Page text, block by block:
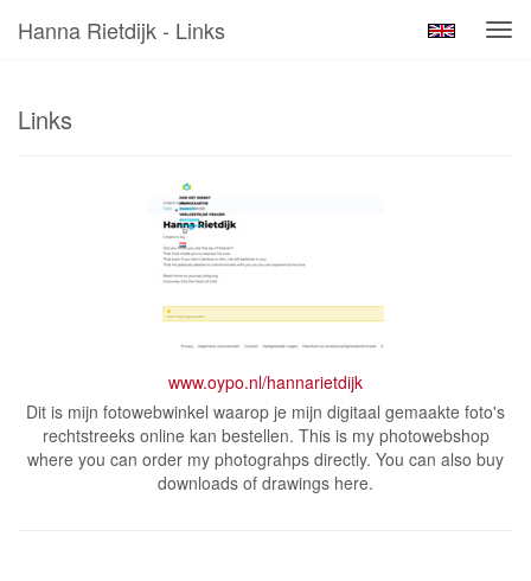
Hanna Rietdijk - Links
Links
www.oypo.nl/hannarietdijk
Dit is mijn fotowebwinkel waarop je mijn digitaal gemaakte foto's
rechtstreeks online kan bestellen. This is my photowebshop
where you can order my photograhps directly. You can also buy
downloads of drawings here.